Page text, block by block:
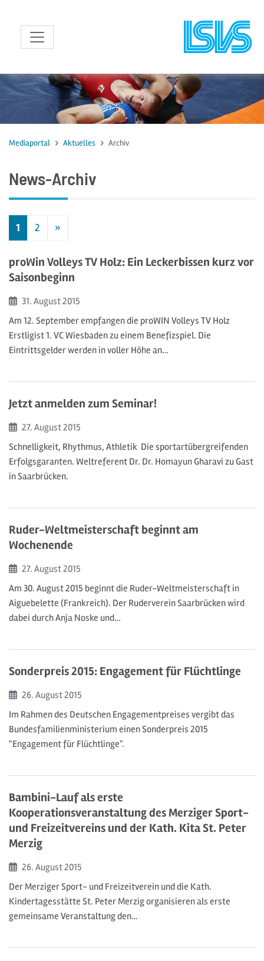
zum Inhalt
Mediaportal Aktuelles Archiv
News-Archiv
1 2 »Nächste
proWin Volleys TV Holz: Ein Leckerbissen kurz vor
Saisonbeginn
Beginn:
31. August2015
Am 12. September empfangen die proWIN Volleys TV Holz
Erstligist 1. VC Wiesbaden zu einem Benefizspiel. Die
Eintrittsgelder werden in voller Höhe an…
Jetzt anmelden zum Seminar!
Beginn:
27. August2015
Schnelligkeit, Rhythmus, Athletik  Die sportartübergreifenden
Erfolgsgaranten. Weltreferent Dr. Dr. Homayun Gharavi zu Gast
in Saarbrücken.
Ruder-Weltmeisterschaft beginnt am
Wochenende
Beginn:
27. August2015
Am 30. August 2015 beginnt die Ruder-Weltmeisterschaft in
Aiguebelette (Frankreich). Der Ruderverein Saarbrücken wird
dabei durch Anja Noske und…
Sonderpreis 2015: Engagement für Flüchtlinge
Beginn:
26. August2015
Im Rahmen des Deutschen Engagementpreises vergibt das
Bundesfamilienministerium einen Sonderpreis 2015
"Engagement für Flüchtlinge".
Bambini-Lauf als erste
Kooperationsveranstaltung des Merziger Sport-
und Freizeitvereins und der Kath. Kita St. Peter
Merzig
Beginn:
26. August2015
Der Merziger Sport- und Freizeitverein und die Kath.
Kindertagesstätte St. Peter Merzig organisieren als erste
gemeinsame Veranstaltung den…